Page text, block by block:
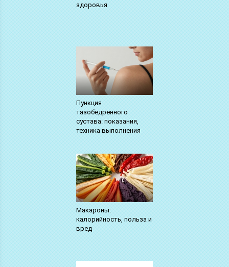
здоровья
Пункция
тазобедренного
сустава: показания,
техника выполнения
Макароны:
калорийность, польза и
вред